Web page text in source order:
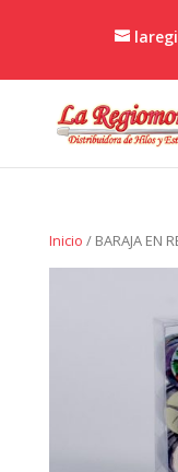
Inicio / BARAJA EN